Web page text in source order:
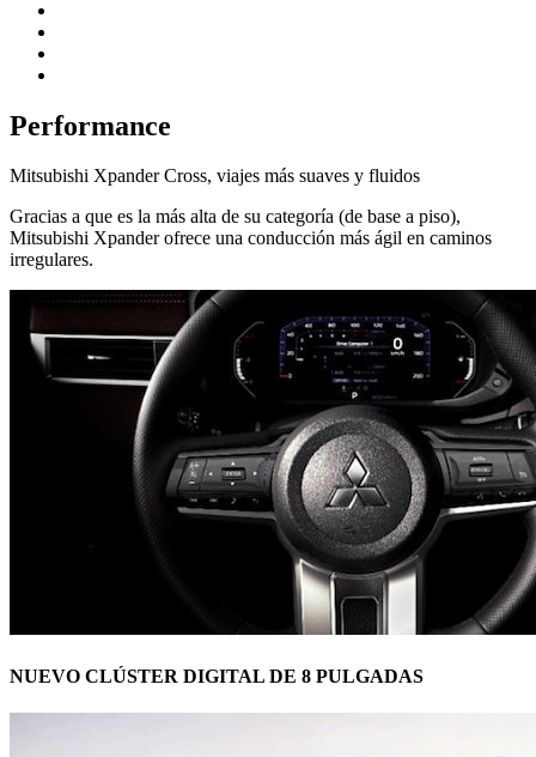
Performance
Mitsubishi Xpander Cross, viajes más suaves y fluidos
Gracias a que es la más alta de su categoría (de base a piso),
Mitsubishi Xpander ofrece una conducción más ágil en caminos
irregulares.
NUEVO CLÚSTER DIGITAL DE 8 PULGADAS